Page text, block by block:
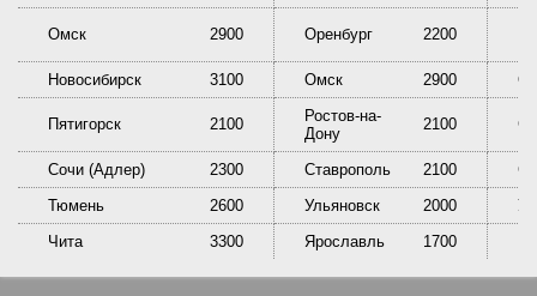
Омск 2900 Оренбург 2200
Новосибирск 3100 Омск 2900
Пятигорск 2100
Ростов-на-
Дону
2100
Сочи (Адлер) 2300 Ставрополь 2100
Тюмень
2600 Ульяновск 2000
Чита
3300 Ярославль 1700